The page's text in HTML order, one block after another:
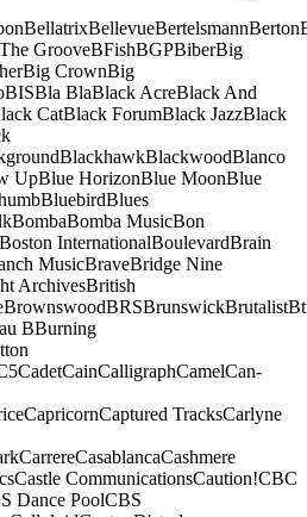
BellatrixBellevueBertelsmannBerton
GrooveBFishBGPBiberBig
Big CrownBig
BISBla BlaBlack AcreBlack And
CatBlack ForumBlack JazzBlack
BlackhawkBlackwoodBlanco
UpBlue HorizonBlue MoonBlue
BluebirdBlues
BombaBomba MusicBon
Boston InternationalBoulevardBrain
MusicBraveBridge Nine
ArchivesBritish
BrownswoodBRSBrunswickBrutalist
BBurning
CadetCainCalligraphCamelCan-
CapricornCaptured TracksCarlyne
CarrereCasablancaCashmere
Castle CommunicationsCaution!CBC
Dance PoolCBS